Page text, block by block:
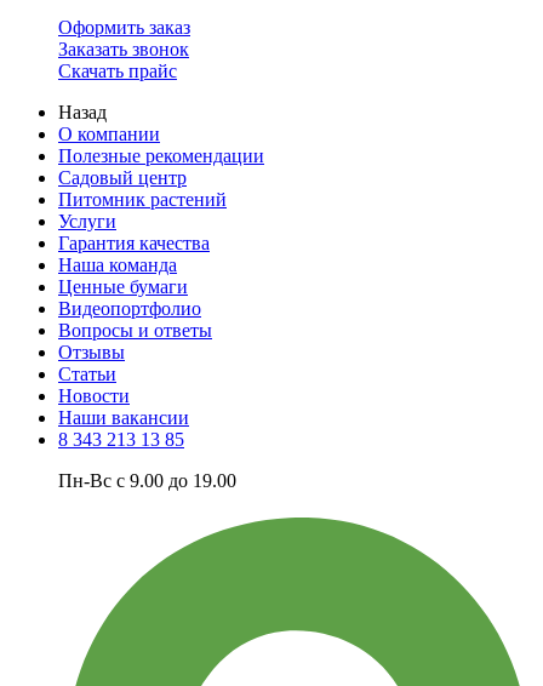
Оформить заказ
Заказать звонок
Скачать прайс
Назад
О компании
Полезные рекомендации
Садовый центр
Питомник растений
Услуги
Гарантия качества
Наша команда
Ценные бумаги
Видеопортфолио
Вопросы и ответы
Отзывы
Статьи
Новости
Наши вакансии
8 343 213 13 85
Пн-Вс с 9.00 до 19.00